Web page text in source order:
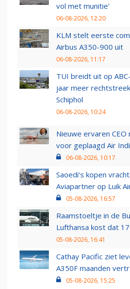
vol met munitie'
06-08-2026, 12:20
KLM stelt eerste
Airbus A350-900 uit
06-08-2026, 11:17
TUI breidt uit op
jaar meer
Schiphol
06-08-2026, 10:24
Nieuwe ervaren
voor geplaagd Air
06-08-2026, 10:17
Saoedi’s kopen
Aviapartner op Luik
05-08-2026, 16:57
Raamstoeltje in de
Lufthansa kost dat
05-08-2026, 16:41
Cathay Pacific ziet
A350F maanden
05-08-2026, 15:25